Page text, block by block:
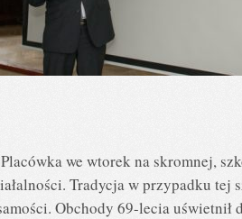
we wtorek na skromnej,
Tradycja w przypadku tej
Obchody 69-lecia uświetnił